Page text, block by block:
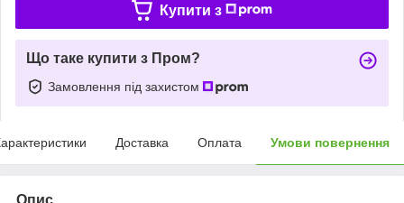
Купити з
Що таке купити з Пром?
Замовлення під захистом
Доставка Оплата Умови повернення
Опис